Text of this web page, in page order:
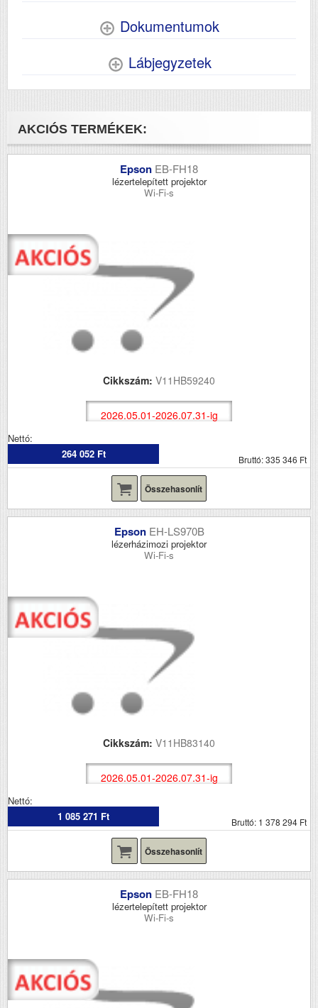
Dokumentumok
Lábjegyzetek
AKCIÓS TERMÉKEK:
Epson EB-FH18
lézertelepített projektor
Wi-Fi-s
Cikkszám: V11HB59240
2026.05.01-2026.07.31-ig
Nettó:
264 052 Ft
Bruttó: 335 346 Ft
Összehasonlít
Epson EH-LS970B
lézerházimozi projektor
Wi-Fi-s
Cikkszám: V11HB83140
2026.05.01-2026.07.31-ig
Nettó:
1 085 271 Ft
Bruttó: 1 378 294 Ft
Összehasonlít
Epson EB-FH18
lézertelepített projektor
Wi-Fi-s